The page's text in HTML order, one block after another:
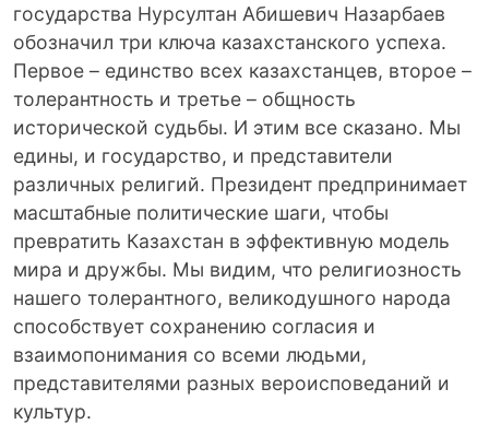
государства Нурсултан ­Абишевич Назарбаев
обозначил три ключа казахстанского успеха.
Первое – единство всех казахстанцев, второе –
толерантность и третье – общность
исторической судьбы. И этим все сказано. Мы
едины, и государство, и представители
различных религий. Президент предпринимает
масштабные политические шаги, чтобы
превратить Казахстан в эффективную модель
мира и дружбы. Мы видим, что религиозность
нашего толерантного, великодушного народа
способствует сохранению согласия и
взаимопонимания со всеми людьми,
представителями разных вероисповеданий и
культур.